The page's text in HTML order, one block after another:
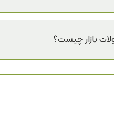
بازار چیست؟